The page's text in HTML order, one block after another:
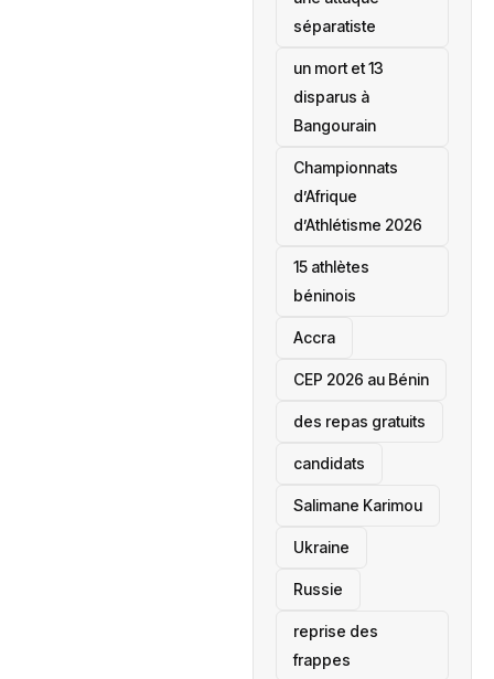
séparatiste
un mort et 13
disparus à
Bangourain
‎Championnats
d’Afrique
d’Athlétisme 2026
15 athlètes
béninois
Accra
‎CEP 2026 au Bénin
des repas gratuits
candidats
Salimane Karimou
Ukraine
Russie
reprise des
frappes